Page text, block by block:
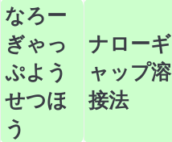
なろー
ぎゃっ
ぷよう
せつほ
う
ナローギ
ャップ溶
接法